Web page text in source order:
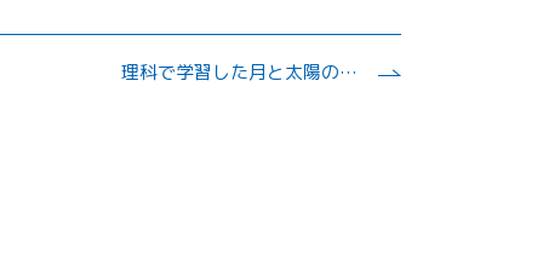
理科で学習した月と太陽の学習を発展的に学び、宇宙科学への関心を高める